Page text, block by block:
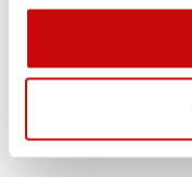
gesammelt haben.